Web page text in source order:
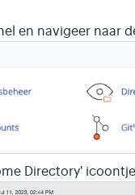
en navigeer naar
Directory'